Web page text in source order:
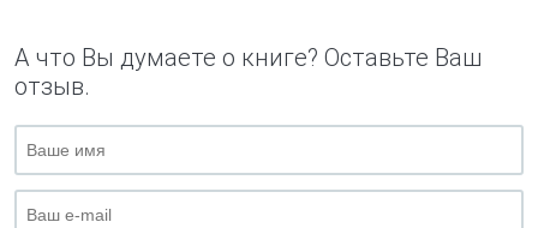
А что Вы думаете о книге? Оставьте Ваш
отзыв.